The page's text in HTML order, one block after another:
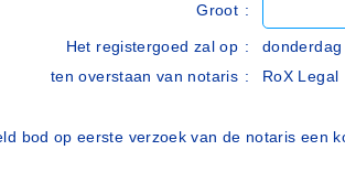
Groot :
Het registergoed zal op :
ten overstaan van notaris :
RoX Legal
bod op eerste verzoek van de notaris